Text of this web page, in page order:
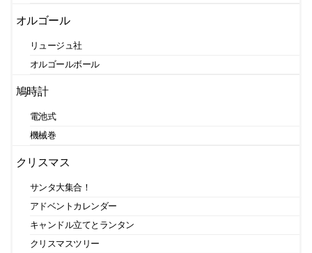
オルゴール
リュージュ社
オルゴールボール
鳩時計
電池式
機械巻
クリスマス
サンタ大集合！
アドベントカレンダー
キャンドル立てとランタン
クリスマスツリー